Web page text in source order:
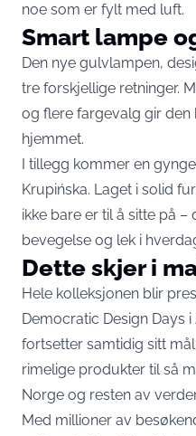
noe som er fylt med luft.
Smart lampe
Den nye gulvlampen,
tre forskjellige retninger.
og flere fargevalg gir den
hjemmet.
I tillegg kommer en
Krupińska. Laget i solid
ikke bare er til å sitte på –
bevegelse og lek i
Dette skjer i
Hele kolleksjonen blir
Democratic Design Days
fortsetter samtidig sitt
rimelige produkter til så
Norge og resten av
Med millioner av